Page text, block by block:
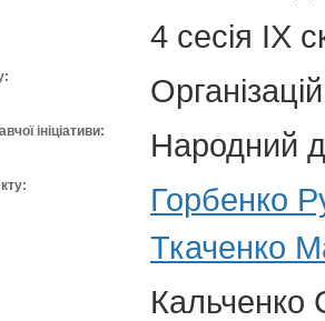
4 сесія IX
ініціативи: Народний
Горбенко
Ткаченко
Кальченко